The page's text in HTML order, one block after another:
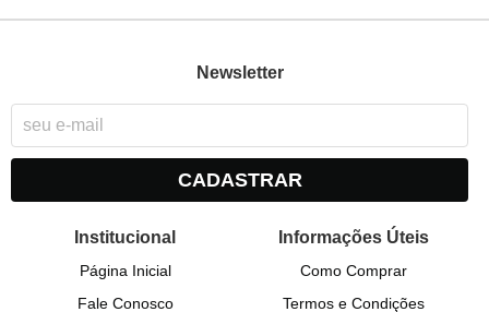
Newsletter
CADASTRAR
Institucional
Página Inicial
Fale Conosco
Informações Úteis
Como Comprar
Termos e Condições